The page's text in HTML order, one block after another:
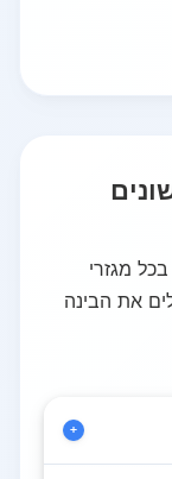
מגזרי
את הבינה